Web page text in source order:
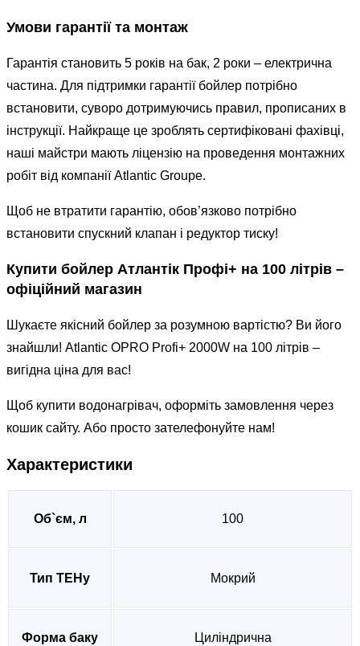
Умови гарантії та монтаж
Гарантія становить 5 років на бак, 2 роки – електрична
частина. Для підтримки гарантії бойлер потрібно
встановити, суворо дотримуючись правил, прописаних в
інструкції. Найкраще це зроблять сертифіковані фахівці,
наші майстри мають ліцензію на проведення монтажних
робіт від компанії Atlantic Groupe.
Щоб не втратити гарантію, обов’язково потрібно
встановити спускний клапан і редуктор тиску!
Купити бойлер Атлантік Профі+ на 100 літрів –
офіційний магазин
Шукаєте якісний бойлер за розумною вартістю? Ви його
знайшли! Atlantic OPRO Profi+ 2000W на 100 літрів –
вигідна ціна для вас!
Щоб купити водонагрівач, оформіть замовлення через
кошик сайту. Або просто зателефонуйте нам!
Характеристики
Об`єм, л 100
Тип ТЕНу Мокрий
Форма баку Циліндрична